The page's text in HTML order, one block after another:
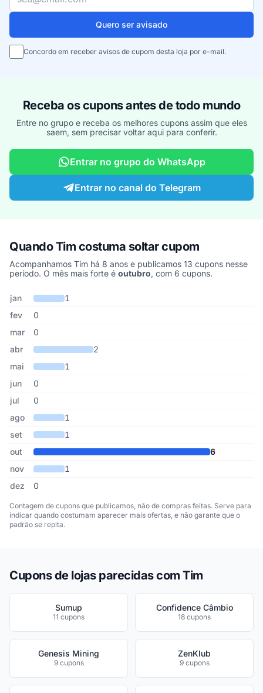
Quero ser avisado
Concordo em receber avisos de cupom desta loja por e-mail.
Receba os cupons antes de todo mundo
Entre no grupo e receba os melhores cupons assim que eles
saem, sem precisar voltar aqui para conferir.
Entrar no grupo do WhatsApp
Entrar no canal do Telegram
Quando Tim costuma soltar cupom
Acompanhamos Tim há 8 anos e publicamos 13 cupons nesse
período. O mês mais forte é outubro, com 6 cupons.
Cupons de Tim publicados por mês, somando os últimos 8 anos
Mês Cupons publicados
jan
1
fev
0
mar
0
abr
2
mai
1
jun
0
jul
0
ago
1
set
1
out
6
nov
1
dez
0
Contagem de cupons que publicamos, não de compras feitas. Serve para
indicar quando costumam aparecer mais ofertas, e não garante que o
padrão se repita.
Cupons de lojas parecidas com Tim
Sumup
11 cupons
Confidence Câmbio
18 cupons
Genesis Mining
9 cupons
ZenKlub
9 cupons